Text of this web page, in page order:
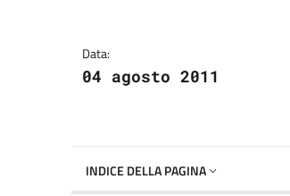
Data:
04 agosto 2011
INDICE DELLA PAGINA